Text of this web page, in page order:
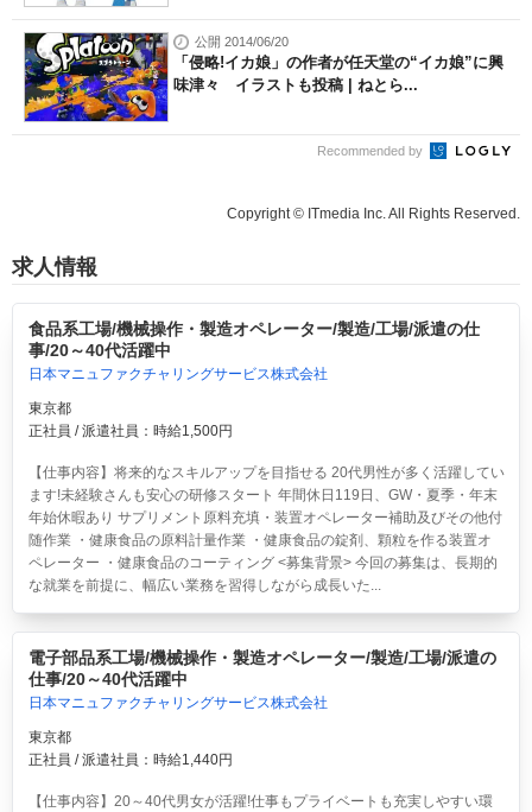
公開 2014/06/20
「侵略!イカ娘」の作者が任天堂の“イカ娘”に興
味津々 イラストも投稿 | ねとら...
Recommended by
Copyright © ITmedia Inc. All Rights Reserved.
求人情報
食品系工場/機械操作・製造オペレーター/製造/工場/派遣の仕
事/20～40代活躍中
日本マニュファクチャリングサービス株式会社
東京都
正社員 / 派遣社員：時給1,500円
【仕事内容】将来的なスキルアップを目指せる 20代男性が多く活躍してい
ます!未経験さんも安心の研修スタート 年間休日119日、GW・夏季・年末
年始休暇あり サプリメント原料充填・装置オペレーター補助及びその他付
随作業 ・健康食品の原料計量作業 ・健康食品の錠剤、顆粒を作る装置オ
ペレーター ・健康食品のコーティング <募集背景> 今回の募集は、長期的
な就業を前提に、幅広い業務を習得しながら成長いた...
電子部品系工場/機械操作・製造オペレーター/製造/工場/派遣の
仕事/20～40代活躍中
日本マニュファクチャリングサービス株式会社
東京都
正社員 / 派遣社員：時給1,440円
【仕事内容】20～40代男女が活躍!仕事もプライベートも充実しやすい環